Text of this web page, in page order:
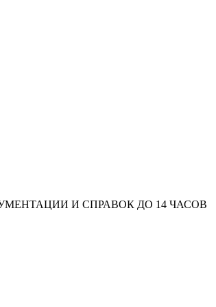
И СПРАВОК ДО 14 ЧАСОВ